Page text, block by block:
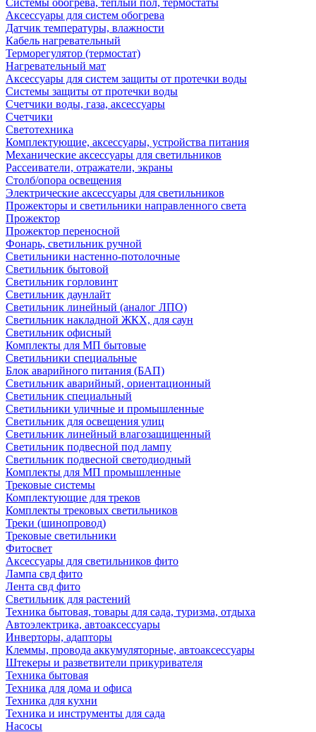
Системы обогрева, теплый пол, термостаты
Аксессуары для систем обогрева
Датчик температуры, влажности
Кабель нагревательный
Терморегулятор (термостат)
Нагревательный мат
Аксессуары для систем защиты от протечки воды
Системы защиты от протечки воды
Счетчики воды, газа, аксессуары
Счетчики
Светотехника
Комплектующие, аксессуары, устройства питания
Механические аксессуары для светильников
Рассеиватели, отражатели, экраны
Столб/опора освещения
Электрические аксессуары для светильников
Прожекторы и светильники направленного света
Прожектор
Прожектор переносной
Фонарь, светильник ручной
Светильники настенно-потолочные
Светильник бытовой
Светильник горловинт
Светильник даунлайт
Светильник линейный (аналог ЛПО)
Светильник накладной ЖКХ, для саун
Светильник офисный
Комплекты для МП бытовые
Светильники специальные
Блок аварийного питания (БАП)
Светильник аварийный, ориентационный
Светильник специальный
Светильники уличные и промышленные
Светильник для освещения улиц
Светильник линейный влагозащищенный
Светильник подвесной под лампу
Светильник подвесной светодиодный
Комплекты для МП промышленные
Трековые системы
Комплектующие для треков
Комплекты трековых светильников
Треки (шинопровод)
Трековые светильники
Фитосвет
Аксессуары для светильников фито
Лампа свд фито
Лента свд фито
Светильник для растений
Техника бытовая, товары для сада, туризма, отдыха
Автоэлектрика, автоаксессуары
Инверторы, адапторы
Клеммы, провода аккумуляторные, автоаксессуары
Штекеры и разветвители прикуривателя
Техника бытовая
Техника для дома и офиса
Техника для кухни
Техника и инструменты для сада
Насосы